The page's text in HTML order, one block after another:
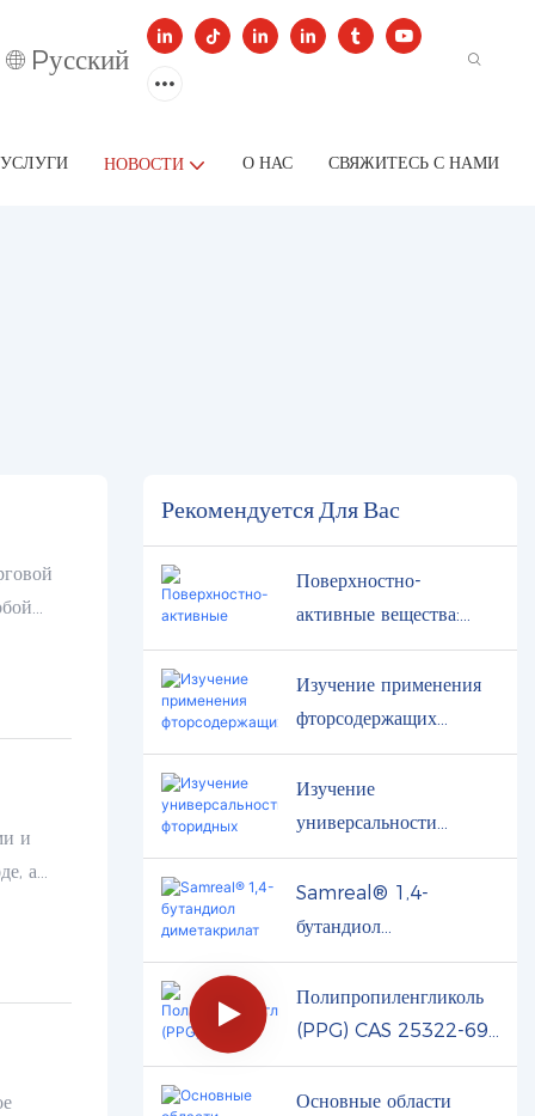
Pусский
УСЛУГИ НОВОСТИ О НАС СВЯЖИТЕСЬ С НАМИ
и
а
Рекомендуется Для Вас
Поверхностно-
активные вещества:
«универсальная
молекула» от бытовой
химии до
промышленности
Изучение применения
фторсодержащих
химикатов и тенденций
рынка
Изучение
универсальности
фторидных жидкостей
Samreal® 1,4-
бутандиол
диметакрилат
Использование
Полипропиленгликоль
(PPG) CAS 25322-69-
4
Основные области